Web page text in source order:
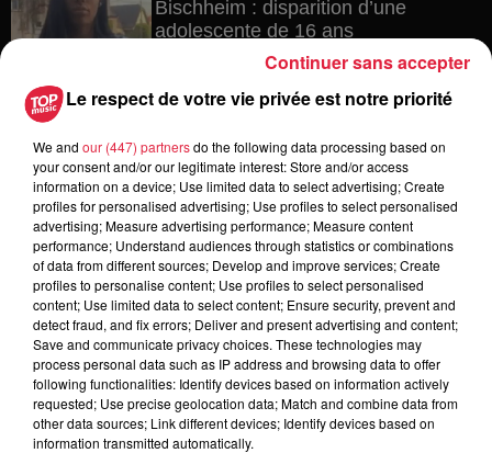
Bischheim : disparition d’une
adolescente de 16 ans
Muttersholtz : après SensoRied,
voilà BotaRied
3 août 2026
Éclipse solaire le 12 août : où et
comment observer ce spectacle en...
Le respect de votre vie privée est notre priorité
We and our (447) partnersdo the following data processing based on
your consent and/or our legitimate interest: Store and/or access
information on a device; Use limited data to select advertising; Create
profiles for personalised advertising; Use profiles to select personalised
advertising; Measure advertising performance; Measure content
performance; Understand audiences through statistics or combinations
of data from different sources; Develop and improve services; Create
profiles to personalise content; Use profiles to select personalised
content; Use limited data to select content; Ensure security, prevent and
detect fraud, and fix errors; Deliver and present advertising and content;
Save and communicate privacy choices. These technologies may
process personal data such as IP address and browsing data to offer
following functionalities: Identify devices based on information actively
requested; Use precise geolocation data; Match and combine data from
other data sources; Link different devices; Identify devices based on
information transmitted automatically.
Continuer sans accepter